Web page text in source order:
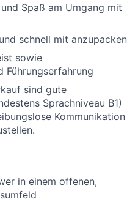
Spaß am Umgang mit
schnell mit anzupacken
sowie
Führungserfahrung
sind gute
Sprachniveau B1)
Kommunikation
in einem offenen,